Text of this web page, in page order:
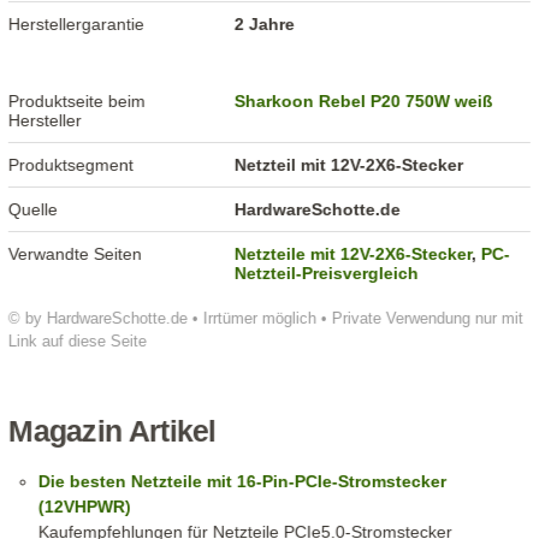
© by HardwareSchotte.de • Irrtümer möglich • Private Verwendung nur mit
Link auf diese Seite
Herstellergarantie 2 Jahre
Produktseite beim
Hersteller
Sharkoon Rebel P20 750W weiß
Produktsegment Netzteil mit 12V-2X6-Stecker
Quelle HardwareSchotte.de
Verwandte Seiten Netzteile mit 12V-2X6-Stecker,PC-
Netzteil-Preisvergleich
Magazin Artikel
Die besten Netzteile mit 16-Pin-PCIe-Stromstecker
(12VHPWR)
Kaufempfehlungen für Netzteile PCIe5.0-Stromstecker